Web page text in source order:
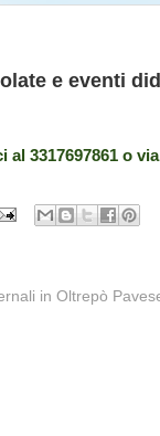
e eventi
3317697861 o
in Oltrepò